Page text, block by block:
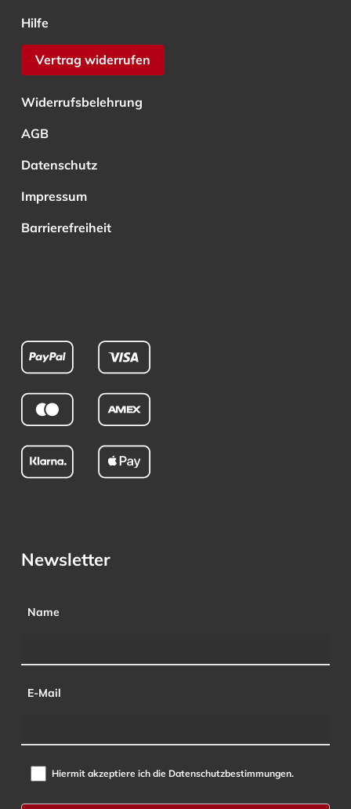
Hilfe
Vertrag widerrufen
Widerrufsbelehrung
AGB
Datenschutz
Impressum
Barrierefreiheit
Newsletter
Name
E-Mail
Hiermit akzeptiere ich die Datenschutzbestimmungen.